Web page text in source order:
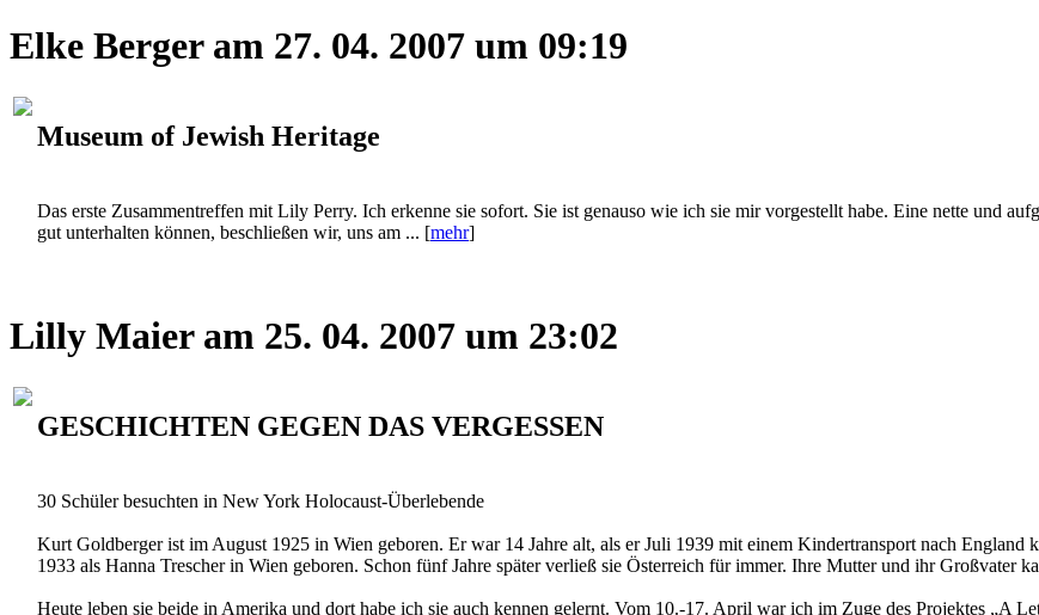
Elke Berger am 27. 04. 2007 um 09:19
gut unterhalten können, beschließen wir, uns am ... [mehr]
Lilly Maier am 25. 04. 2007 um 23:02
1933 als Hanna Trescher in Wien geboren. Schon fünf Jahre später verließ sie Österreich für immer. Ihre Mutter und ihr Großvater
dort die Möglichkeit und die Ehre, Holocaust-Überlebende zu treffen, mit ihnen zu reden und mir von ihnen ihre Lebensgeschichten